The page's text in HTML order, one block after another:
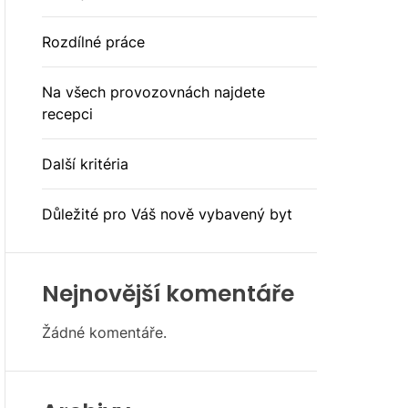
Rozdílné práce
Na všech provozovnách najdete
recepci
Další kritéria
Důležité pro Váš nově vybavený byt
Nejnovější komentáře
Žádné komentáře.